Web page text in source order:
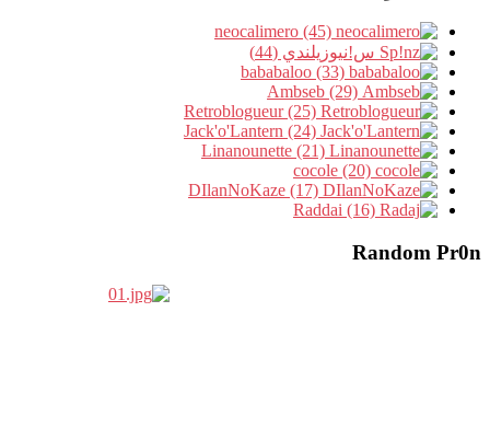
س!نيوزيلندي (44)
Random Pr0n